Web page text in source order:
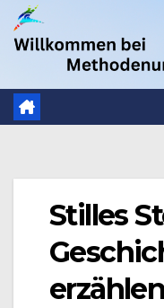
Zum
Inhalt
Stilles
erzählen